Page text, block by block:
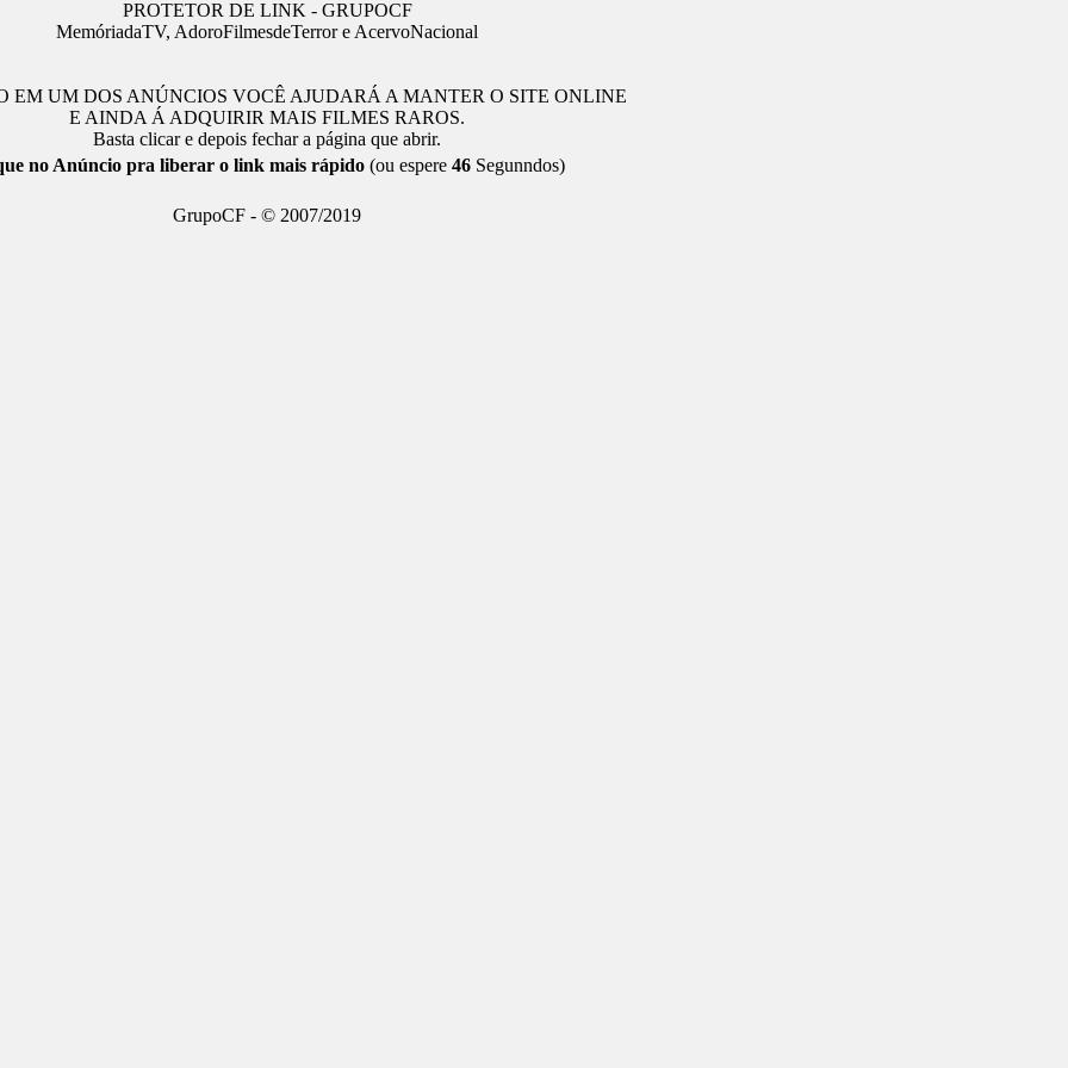
PROTETOR DE LINK - GRUPOCF
MemóriadaTV, AdoroFilmesdeTerror e AcervoNacional
EM UM DOS ANÚNCIOS VOCÊ AJUDARÁ A MANTER O SITE ONLINE
E AINDA Á ADQUIRIR MAIS FILMES RAROS.
Basta clicar e depois fechar a página que abrir.
no Anúncio pra liberar o link mais rápido(ou espere 45Segunndos)
GrupoCF - © 2007/2019